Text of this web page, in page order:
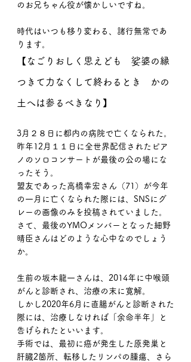
のお兄ちゃん役が懐かしいですね。
時代はいつも移り変わる、諸行無常であ
ります。
【なごりおしく思えども　娑婆の縁
つきて力なくして終わるとき　かの
土へは参るべきなり】
3月２８日に都内の病院で亡くなられた。
昨年12月１１日に全世界配信されたピア
ノのソロコンサートが最後の公の場にな
ったそう。
盟友であった高橋幸宏さん（71）が今年
の一月に亡くなられた際には、SNSにグ
レーの画像のみを投稿されていました。
さて、最後のYMOメンバーとなった細野
晴臣さんはどのような心中なのでしょう
か。
生前の坂本龍一さんは、2014年に中喉頭
がんと診断され、治療の末に寛解。
しかし2020年6月に直腸がんと診断された
際には、治療しなければ「余命半年」と
告げられたといいます。
手術では、最初に癌が発生した原発巣と
肝臓2箇所、転移したリンパの腫瘍、さら